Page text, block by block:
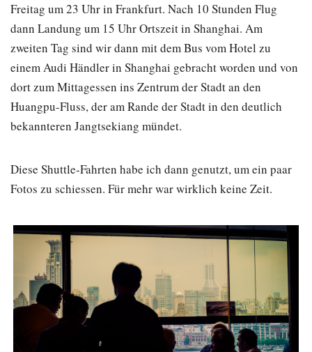
Freitag um 23 Uhr in Frankfurt. Nach 10 Stunden Flug
dann Landung um 15 Uhr Ortszeit in Shanghai. Am
zweiten Tag sind wir dann mit dem Bus vom Hotel zu
einem Audi Händler in Shanghai gebracht worden und von
dort zum Mittagessen ins Zentrum der Stadt an den
Huangpu-Fluss, der am Rande der Stadt in den deutlich
bekannteren Jangtsekiang mündet.
Diese Shuttle-Fahrten habe ich dann genutzt, um ein paar
Fotos zu schiessen. Für mehr war wirklich keine Zeit.